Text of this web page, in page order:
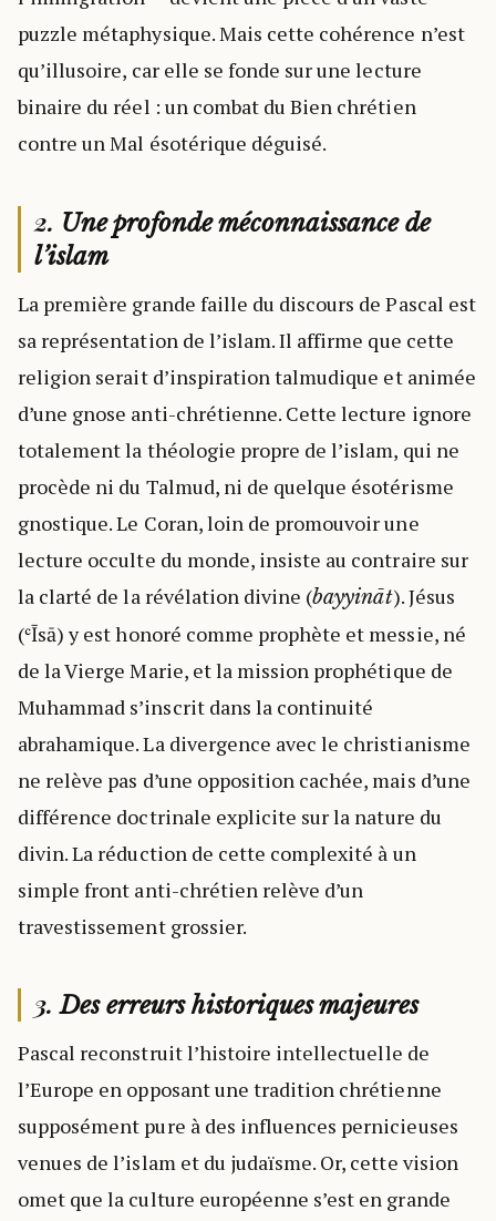
puzzle métaphysique. Mais cette cohérence n’est
qu’illusoire, car elle se fonde sur une lecture
binaire du réel : un combat du Bien chrétien
contre un Mal ésotérique déguisé.
2. Une profonde méconnaissance de
l’islam
La première grande faille du discours de Pascal est
sa représentation de l’islam. Il affirme que cette
religion serait d’inspiration talmudique et animée
d’une gnose anti-chrétienne. Cette lecture ignore
totalement la théologie propre de l’islam, qui ne
procède ni du Talmud, ni de quelque ésotérisme
gnostique. Le Coran, loin de promouvoir une
lecture occulte du monde, insiste au contraire sur
la clarté de la révélation divine (bayyināt). Jésus
(ʿĪsā) y est honoré comme prophète et messie, né
de la Vierge Marie, et la mission prophétique de
Muhammad s’inscrit dans la continuité
abrahamique. La divergence avec le christianisme
ne relève pas d’une opposition cachée, mais d’une
différence doctrinale explicite sur la nature du
divin. La réduction de cette complexité à un
simple front anti-chrétien relève d’un
travestissement grossier.
3.Des erreurs historiques majeures
Pascal reconstruit l’histoire intellectuelle de
l’Europe en opposant une tradition chrétienne
supposément pure à des influences pernicieuses
venues de l’islam et du judaïsme. Or, cette vision
omet que la culture européenne s’est en grande